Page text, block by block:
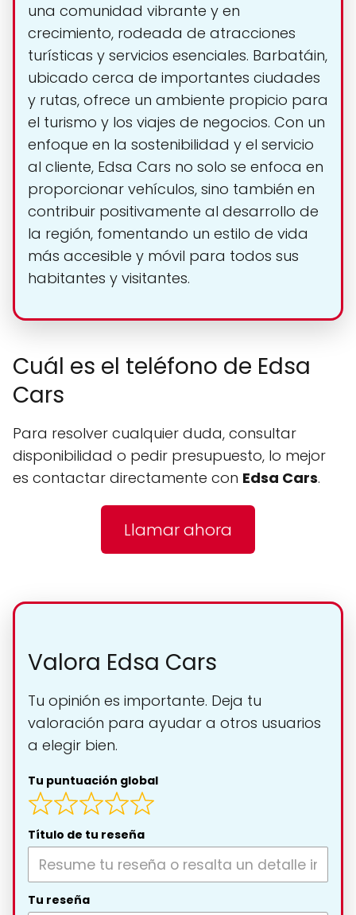
una comunidad vibrante y en
crecimiento, rodeada de atracciones
turísticas y servicios esenciales. Barbatáin,
ubicado cerca de importantes ciudades
y rutas, ofrece un ambiente propicio para
el turismo y los viajes de negocios. Con un
enfoque en la sostenibilidad y el servicio
al cliente, Edsa Cars no solo se enfoca en
proporcionar vehículos, sino también en
contribuir positivamente al desarrollo de
la región, fomentando un estilo de vida
más accesible y móvil para todos sus
habitantes y visitantes.
Cuál es el teléfono de Edsa
Cars
Para resolver cualquier duda, consultar
disponibilidad o pedir presupuesto, lo mejor
es contactar directamente con Edsa Cars.
Llamar ahora
Valora Edsa Cars
Tu opinión es importante. Deja tu
valoración para ayudar a otros usuarios
a elegir bien.
Tu puntuación global
Título de tu reseña
Tu reseña